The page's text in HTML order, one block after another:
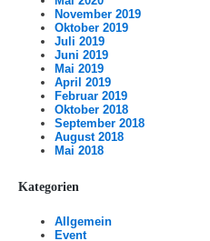
November 2019
Oktober 2019
Juli 2019
Juni 2019
Mai 2019
April 2019
Februar 2019
Oktober 2018
September 2018
August 2018
Mai 2018
Kategorien
Allgemein
Event